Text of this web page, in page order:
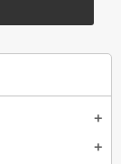
add
add